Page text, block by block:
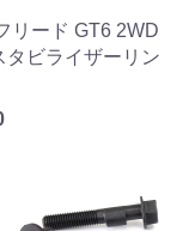
リード GT6 2WD
タビライザーリン